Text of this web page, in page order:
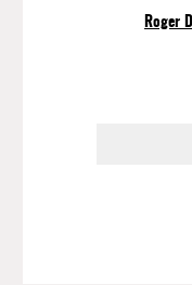
Roger